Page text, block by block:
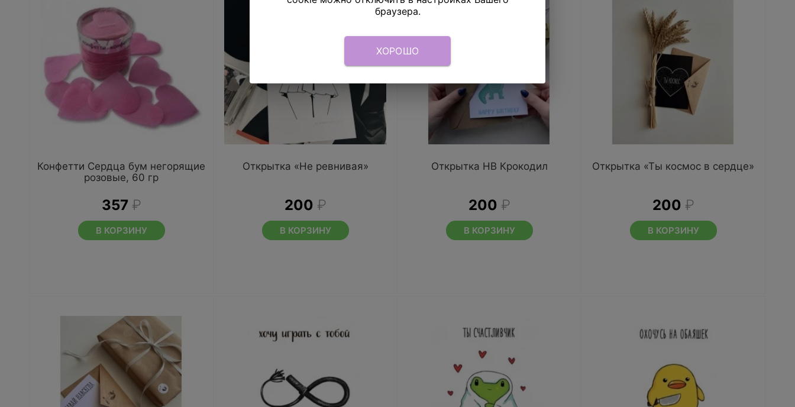
Конфетти Сердца бум негорящие
розовые, 60 гр
357 ₽
В КОРЗИНУ
Открытка «Не ревнивая»
200 ₽
В КОРЗИНУ
Открытка HB Крокодил
200 ₽
В КОРЗИНУ
Открытка «Ты космос в сердце»
200 ₽
В КОРЗИНУ
браузера.
ХОРОШО